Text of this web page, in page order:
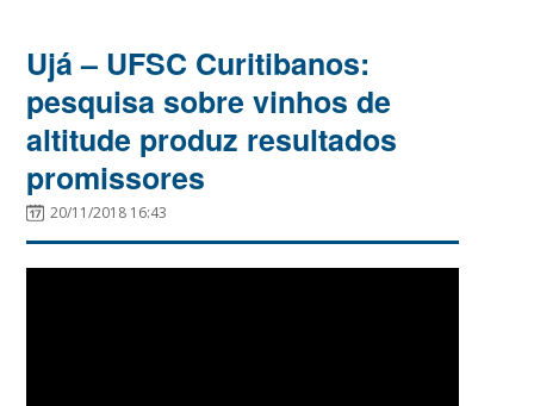
Ujá – UFSC Curitibanos:
pesquisa sobre vinhos de
altitude produz resultados
promissores
20/11/2018 16:43